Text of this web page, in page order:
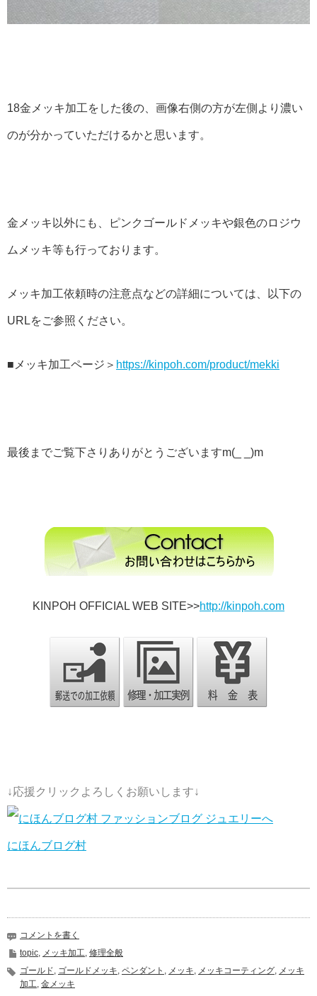
18金メッキ加工をした後の、画像右側の方が左側より濃い
のが分かっていただけるかと思います。
金メッキ以外にも、ピンクゴールドメッキや銀色のロジウ
ムメッキ等も行っております。
メッキ加工依頼時の注意点などの詳細については、以下の
URLをご参照ください。
■メッキ加工ページ＞ https://kinpoh.com/product/mekki
最後までご覧下さりありがとうございますm(_ _)m
KINPOH OFFICIAL WEB SITE>>http://kinpoh.com
↓応援クリックよろしくお願いします↓
にほんブログ村
コメントを書く
topic, メッキ加工, 修理全般
ゴールド, ゴールドメッキ, ペンダント , メッキ, メッキコーティング, メッキ
加工, 金メッキ